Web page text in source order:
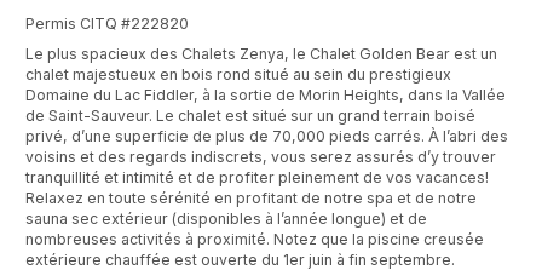
Permis CITQ #222820
Le plus spacieux des Chalets Zenya, le Chalet Golden Bear est un
chalet majestueux en bois rond situé au sein du prestigieux
Domaine du Lac Fiddler, à la sortie de Morin Heights, dans la Vallée
de Saint-Sauveur. Le chalet est situé sur un grand terrain boisé
privé, d’une superficie de plus de 70,000 pieds carrés. À l’abri des
voisins et des regards indiscrets, vous serez assurés d’y trouver
tranquillité et intimité et de profiter pleinement de vos vacances!
Relaxez en toute sérénité en profitant de notre spa et de notre
sauna sec extérieur (disponibles à l’année longue) et de
nombreuses activités à proximité. Notez que la piscine creusée
extérieure chauffée est ouverte du 1er juin à fin septembre.